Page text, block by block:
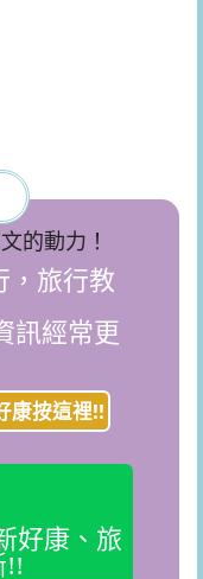
的動力！
，旅行教
訊經常更
康按這裡!!
好康、旅
!!